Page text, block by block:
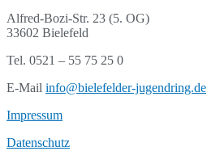
Alfred-Bozi-Str. 23 (5. OG)
33602 Bielefeld
Tel. 0521 – 55 75 25 0
E-Mail info@bielefelder-jugendring.de
Impressum
Datenschutz